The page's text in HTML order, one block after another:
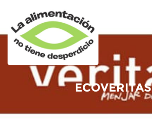
ECOVERITAS